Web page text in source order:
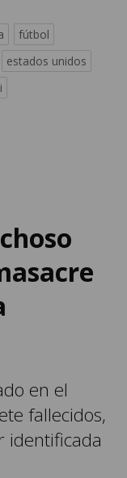
fútbol
estados unidos
en el
fallecidos,
identificada